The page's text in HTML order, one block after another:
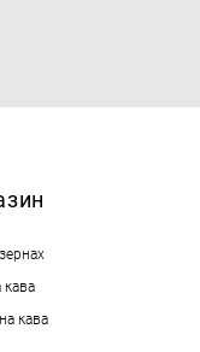
кава